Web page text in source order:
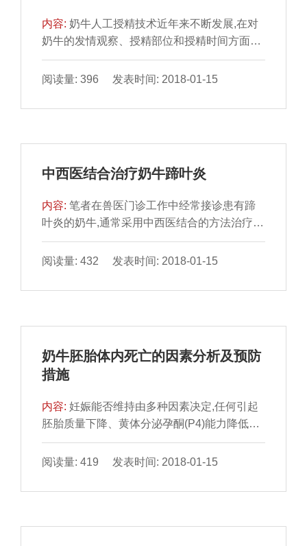
内容:奶牛人工授精技术近年来不断发展,在对
奶牛的发情观察、授精部位和授精时间方面有
了一些新的认识,文中主要介绍这三方面的研究
进展。
阅读量: 396 发表时间: 2018-01-15
中西医结合治疗奶牛蹄叶炎
内容:笔者在兽医门诊工作中经常接诊患有蹄
叶炎的奶牛,通常采用中西医结合的方法治疗,
效果非常明显。1病因1.1饲养失宜畜主为了提
高产奶量,长期饲喂过多的精料或饲料骤变,奶
收后造成血液循环紊乱,使真皮瘀血而发炎。
机能受到严重障碍,影响蹄的血液循环而容易诱
急促,蹄部动脉搏动亢进,蹄温升高,用蹄钳敲打
或钳压...
阅读量: 432 发表时间: 2018-01-15
奶牛胚胎体内死亡的因素分析及预防
措施
内容:妊娠能否维持由多种因素决定,任何引起
胚胎质量下降、黄体分泌孕酮(P4)能力降低及
不适宜的子宫内环境等都可能导致胚胎死亡。
奶牛妊娠损失主要由42天前的胚胎死亡引起的
损失一般不超过10%(Vasconcelos,1997)。经
42天的妊娠率降到35%￣45%,据此估计,胚胎
阅读量: 419 发表时间: 2018-01-15